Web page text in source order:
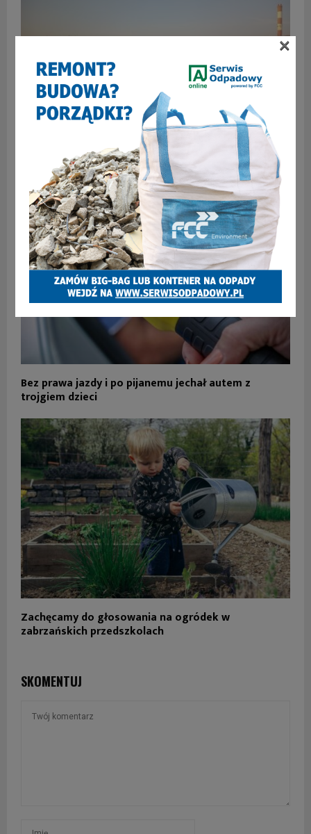
Zaborze bez ogrzewania i ciepłej wody
Bez prawa jazdy i po pijanemu jechał autem z
trojgiem dzieci
Zachęcamy do głosowania na ogródek w
zabrzańskich przedszkolach
SKOMENTUJ
×